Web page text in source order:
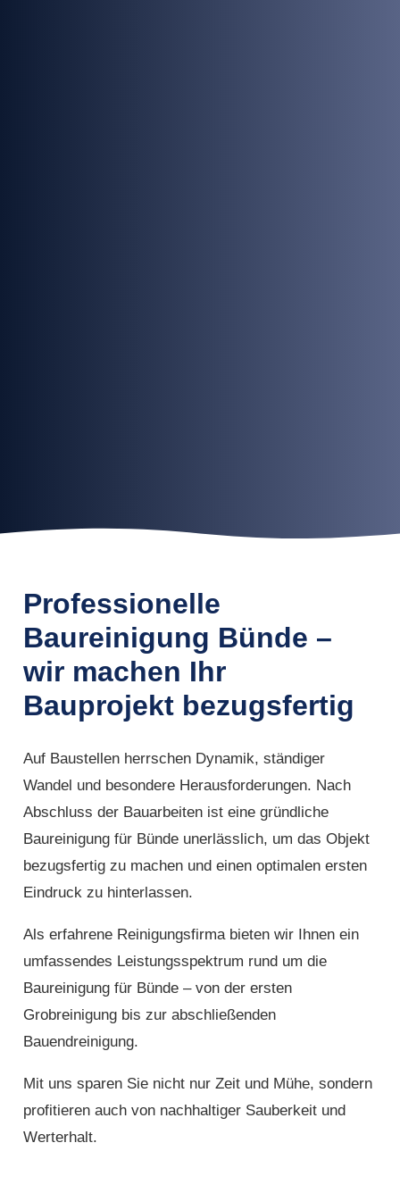
Professionelle
Baureinigung Bünde –
wir machen Ihr
Bauprojekt bezugsfertig
Auf Baustellen herrschen Dynamik, ständiger
Wandel und besondere Herausforderungen. Nach
Abschluss der Bauarbeiten ist eine gründliche
Baureinigung für Bünde unerlässlich, um das Objekt
bezugsfertig zu machen und einen optimalen ersten
Eindruck zu hinterlassen.
Als erfahrene Reinigungsfirma bieten wir Ihnen ein
umfassendes Leistungsspektrum rund um die
Baureinigung für Bünde – von der ersten
Grobreinigung bis zur abschließenden
Bauendreinigung.
Mit uns sparen Sie nicht nur Zeit und Mühe, sondern
profitieren auch von nachhaltiger Sauberkeit und
Werterhalt.